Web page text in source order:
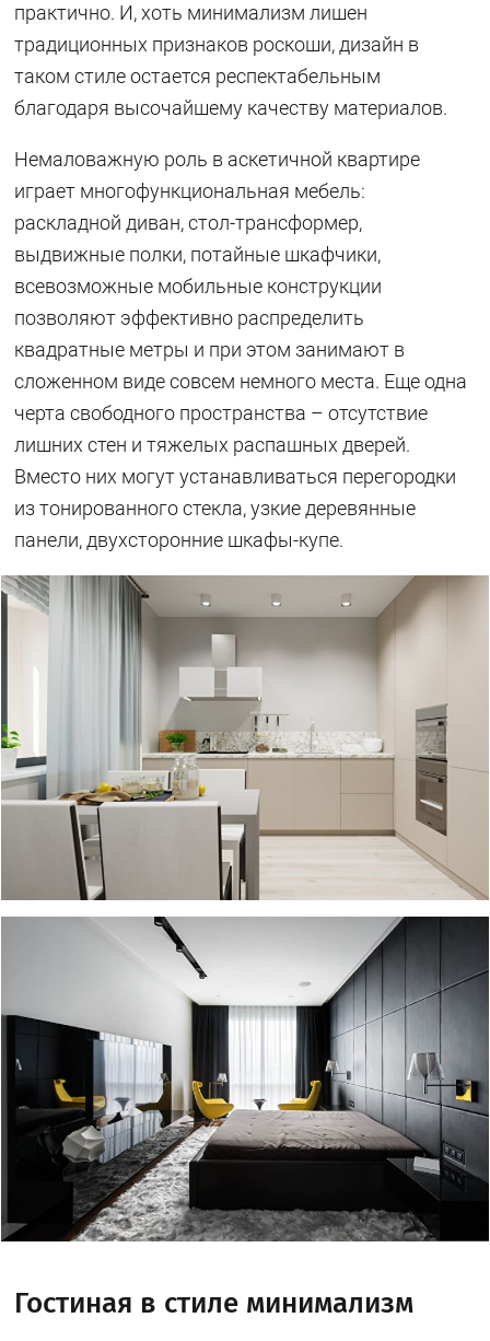
практично. И, хоть минимализм лишен
традиционных признаков роскоши, дизайн в
таком стиле остается респектабельным
благодаря высочайшему качеству материалов.
Немаловажную роль в аскетичной квартире
играет многофункциональная мебель:
раскладной диван, стол-трансформер,
выдвижные полки, потайные шкафчики,
всевозможные мобильные конструкции
позволяют эффективно распределить
квадратные метры и при этом занимают в
сложенном виде совсем немного места. Еще одна
черта свободного пространства – отсутствие
лишних стен и тяжелых распашных дверей.
Вместо них могут устанавливаться перегородки
из тонированного стекла, узкие деревянные
панели, двухсторонние шкафы-купе.
Гостиная в стиле минимализм